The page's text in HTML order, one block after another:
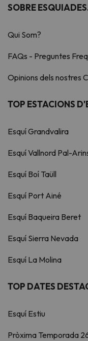
SOBRE
Qui Som?
FAQs - Preguntes
Opinions dels nostres
TOP ESTACIONS
Esquí Grandvalira
Esquí Vallnord Pal-
Esquí Boí Taüll
Esquí Port Ainé
Esquí Baqueira Beret
Esquí Sierra Nevada
Esquí La Molina
TOP DATES
Esquí Estiu
Pròxima Temporada